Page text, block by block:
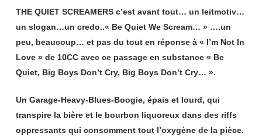
THE QUIET SCREAMERS c’est avant tout… un leitmotiv…
un slogan…un credo..« Be Quiet We Scream… » ….un
peu, beaucoup… et pas du tout en réponse à « I’m Not In
Love » de 10CC avec ce passage en substance « Be
Quiet, Big Boys Don’t Cry, Big Boys Don’t Cry… ».
Un Garage-Heavy-Blues-Boogie, épais et lourd, qui
transpire la bière et le bourbon liquoreux dans des riffs
oppressants qui consomment tout l’oxygène de la pièce.